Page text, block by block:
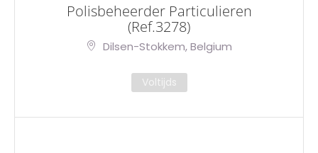
Polisbeheerder Particulieren
(Ref.3278)
Dilsen-Stokkem, Belgium
Voltijds